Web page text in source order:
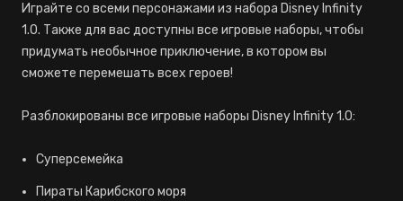
Играйте со всеми персонажами из набора Disney Infinity
1.0. Также для вас доступны все игровые наборы, чтобы
придумать необычное приключение, в котором вы
сможете перемешать всех героев!
Разблокированы все игровые наборы Disney Infinity 1.0:
Суперсемейка
Пираты Карибского моря